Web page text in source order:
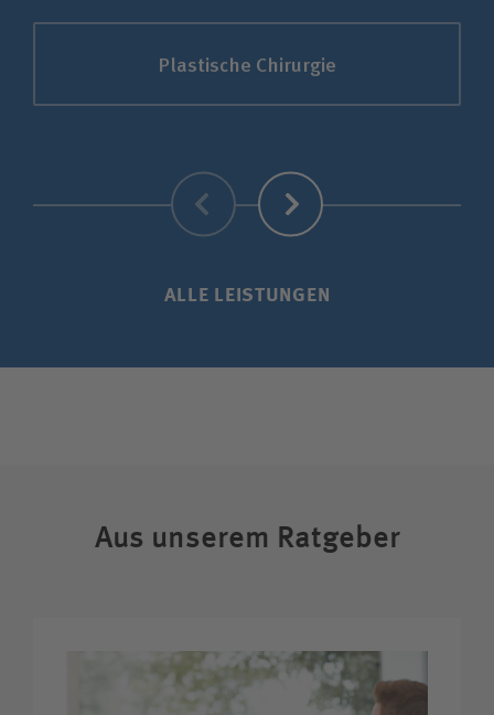
Plastische Chirurgie
Zurück Weiter
ALLE LEISTUNGEN
Aus unserem Ratgeber